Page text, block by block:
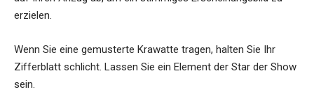
erzielen.
Wenn Sie eine gemusterte Krawatte tragen, halten Sie Ihr
Zifferblatt schlicht. Lassen Sie ein Element der Star der Show
sein.